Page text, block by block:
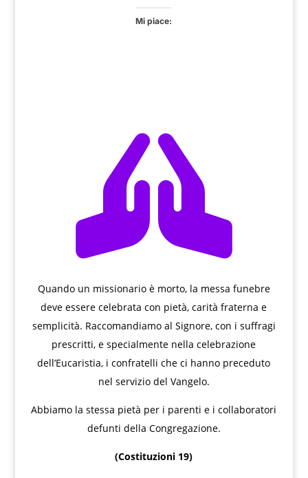
Mi piace:

Quando un missionario è morto, la messa funebre
deve essere celebrata con pietà, carità fraterna e
semplicità. Raccomandiamo al Signore, con i suffragi
prescritti, e specialmente nella celebrazione
dell’Eucaristia, i confratelli che ci hanno preceduto
nel servizio del Vangelo.
Abbiamo la stessa pietà per i parenti e i collaboratori
defunti della Congregazione.
(Costituzioni 19)